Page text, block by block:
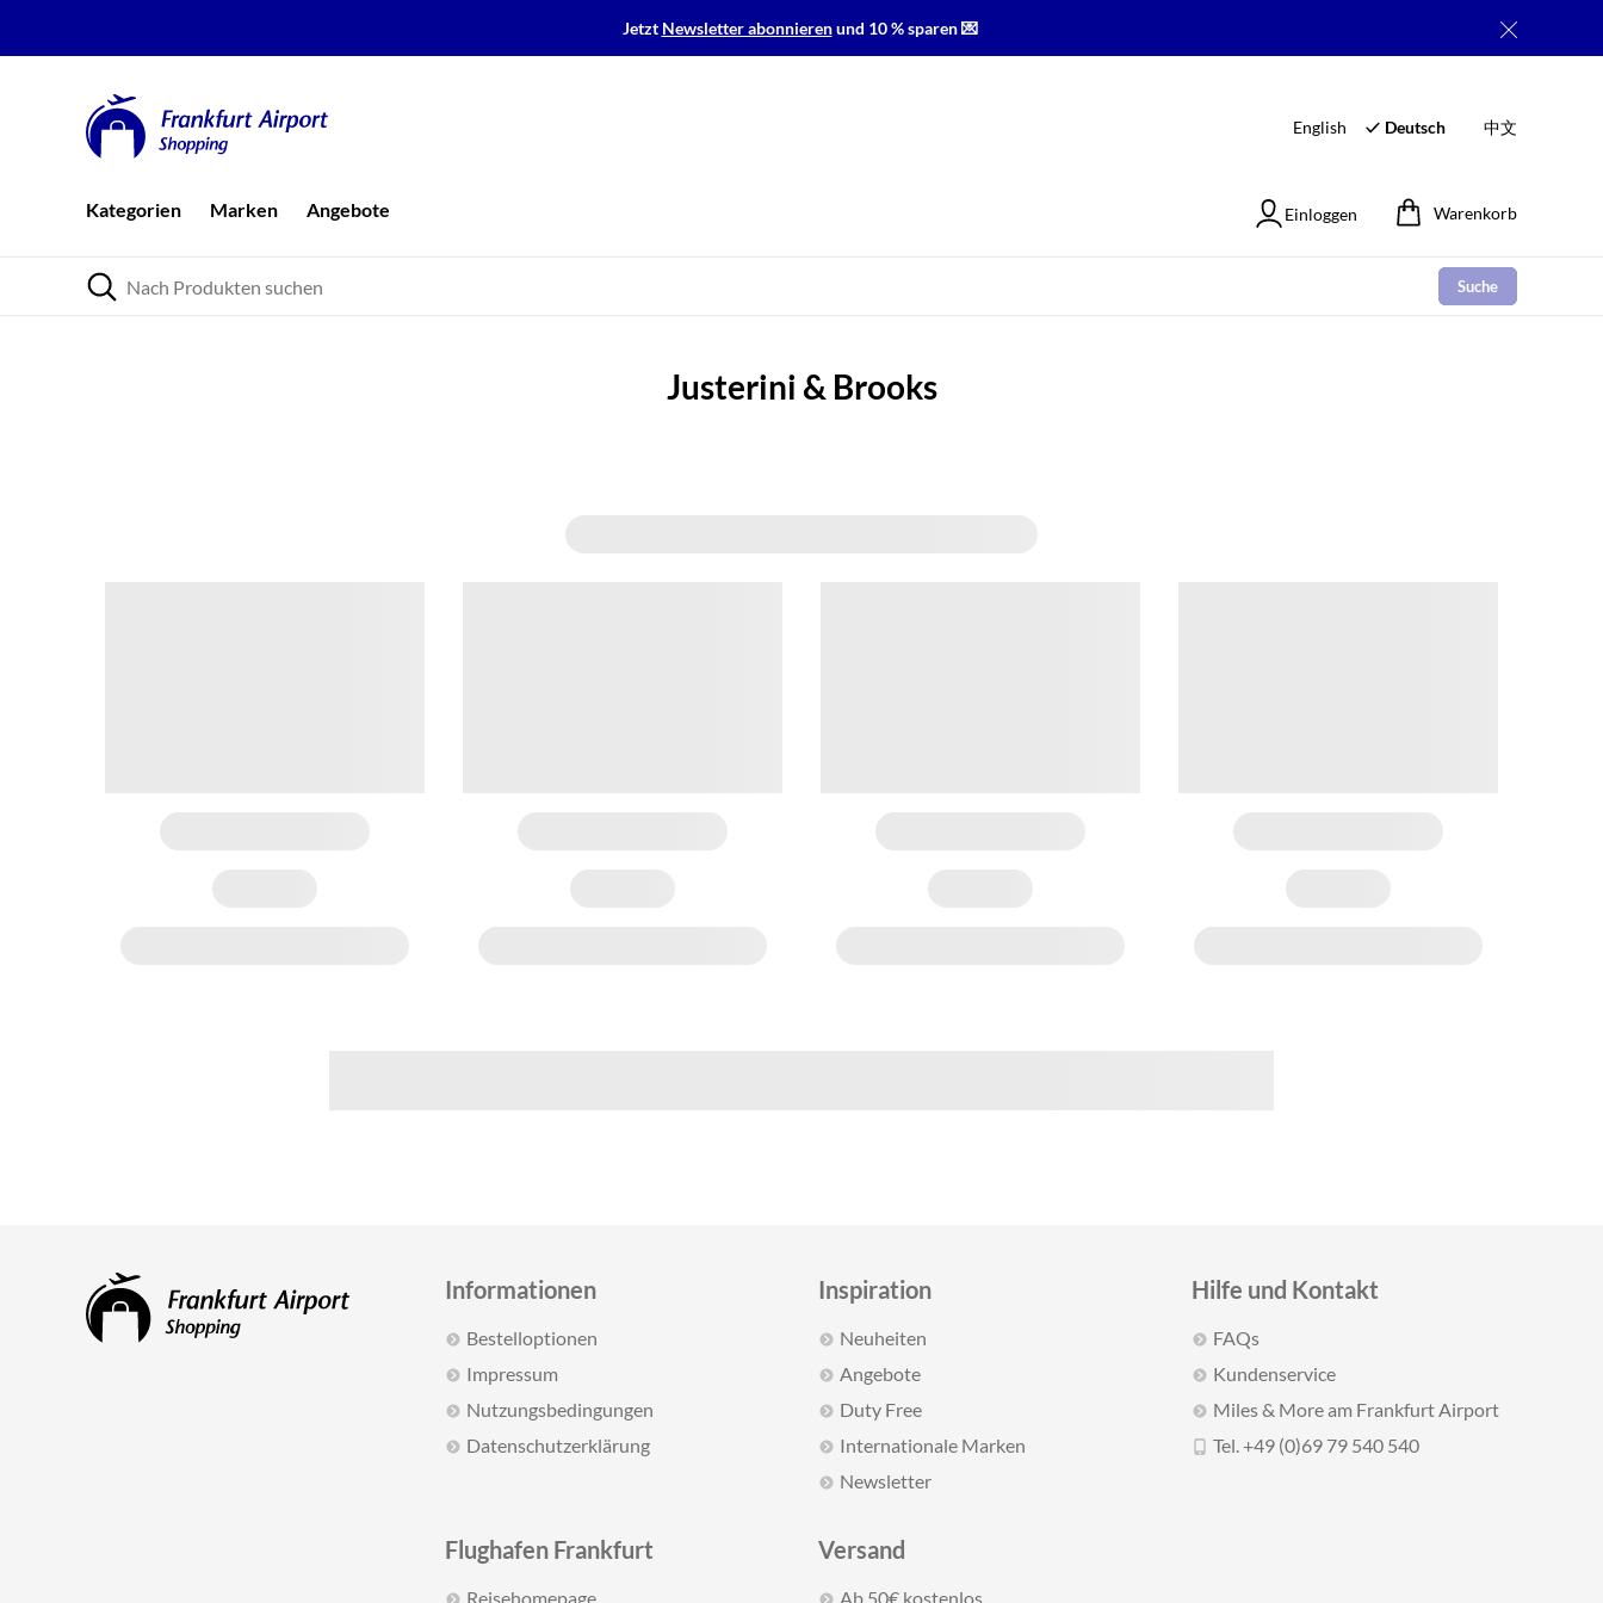
Jetzt Newsletter abonnierenund 10 % sparen 💌
English Deutsch 中文
Kategorien Marken Angebote Einloggen Warenkorb
Suche
Justerini & Brooks
Informationen
Bestelloptionen
Impressum
Nutzungsbedingungen
Datenschutzerklärung
Inspiration
Neuheiten
Angebote
Duty Free
Internationale Marken
Newsletter
Hilfe und Kontakt
FAQs
Kundenservice
Miles & More am Frankfurt Airport
Tel. +49 (0)69 79 540 540
Flughafen Frankfurt
Reisehomepage
Versand
Ab 50€ kostenlos